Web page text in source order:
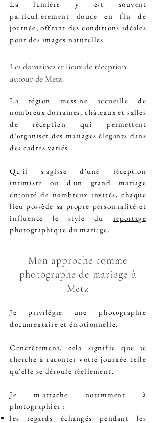
La lumière y est souvent
particulièrement douce en fin de
journée, offrant des conditions idéales
pour des images naturelles.
Les domaines et lieux de réception
autour de Metz
La région messine accueille de
nombreux domaines, châteaux et salles
de réception qui permettent
d'organiser des mariages élégants dans
des cadres variés.
Qu'il s'agisse d'une réception
intimiste ou d'un grand mariage
entouré de nombreux invités, chaque
lieu possède sa propre personnalité et
influence le style du reportage
photographique du mariage.
Mon approche comme
photographe de mariage à
Metz
Je privilégie une photographie
documentaire et émotionnelle.
Concrètement, cela signifie que je
cherche à raconter votre journée telle
qu'elle se déroule réellement.
Je m'attache notamment à
photographier :
les regards échangés pendant les